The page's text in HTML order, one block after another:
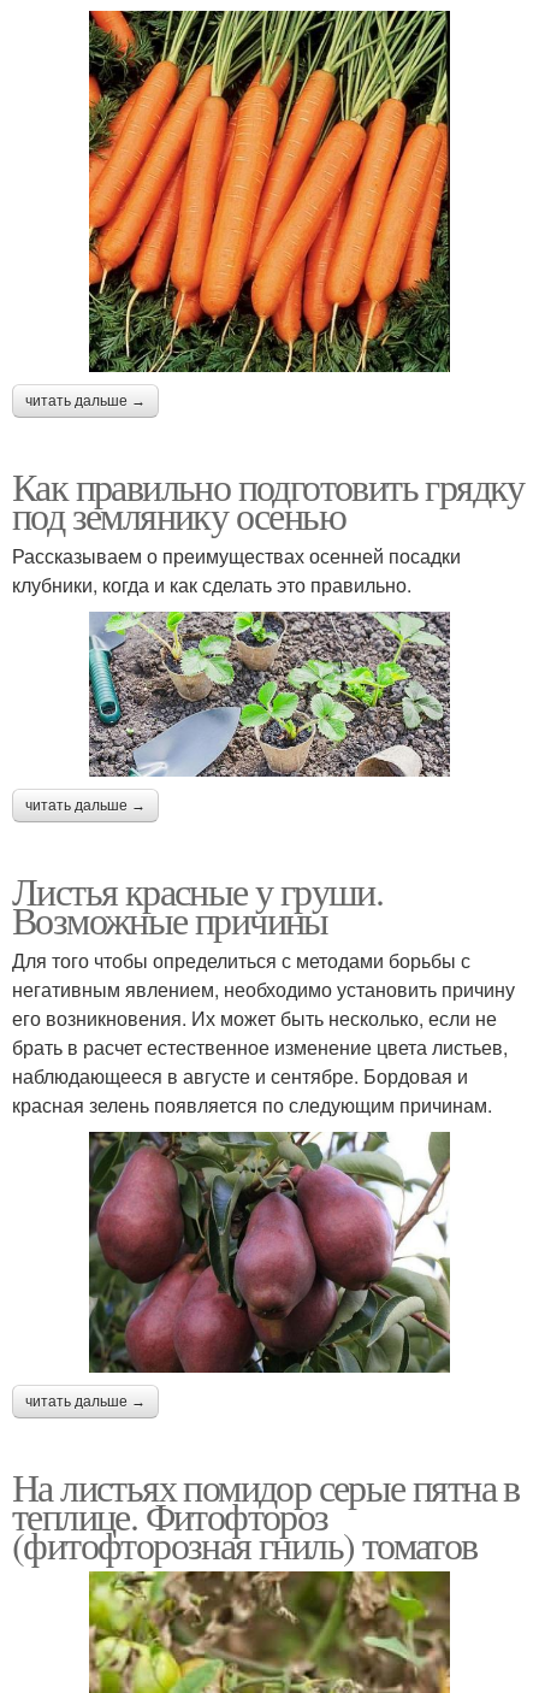
читать дальше →
Как правильно подготовить грядку
под землянику осенью
Рассказываем о преимуществах осенней посадки
клубники, когда и как сделать это правильно.
читать дальше →
Листья красные у груши.
Возможные причины
Для того чтобы определиться с методами борьбы с
негативным явлением, необходимо установить причину
его возникновения. Их может быть несколько, если не
брать в расчет естественное изменение цвета листьев,
наблюдающееся в августе и сентябре. Бордовая и
красная зелень появляется по следующим причинам.
читать дальше →
На листьях помидор серые пятна в
теплице. Фитофтороз
(фитофторозная гниль) томатов